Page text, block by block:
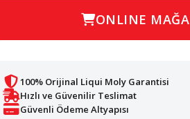
ONLINE
100% Orijinal Liqui Moly Garantisi
Hızlı ve Güvenilir Teslimat
Güvenli Ödeme Altyapısı